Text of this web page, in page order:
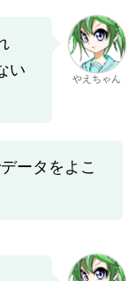
い
やえちゃん
ータをよこ